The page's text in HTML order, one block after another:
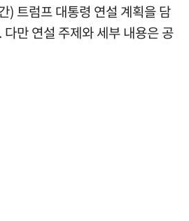
) 트럼프 대통령 연설 계획을 담
만 연설 주제와 세부 내용은 공